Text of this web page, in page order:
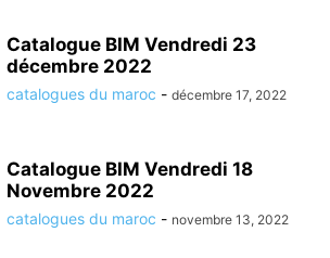
Catalogue BIM Vendredi 23
décembre 2022
catalogues du maroc - décembre 17, 2022
Catalogue BIM Vendredi 18
Novembre 2022
catalogues du maroc - novembre 13, 2022